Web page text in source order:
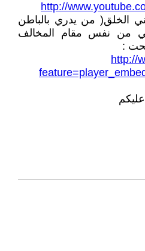
http://
الخلق( من يدري بالباطن
من نفس مقام المخالف
:
http://